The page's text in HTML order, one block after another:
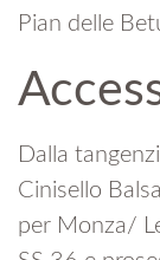
Pian delle
Dalla
Cinisello
per Monza/